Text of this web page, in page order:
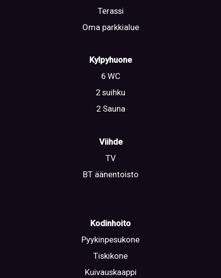
Terassi
Oma parkkialue
Kylpyhuone
6 WC
2 suihku
2 Sauna
Viihde
TV
BT äänentoisto
Kodinhoito
Pyykinpesukone
Tiskikone
Kuivauskaappi